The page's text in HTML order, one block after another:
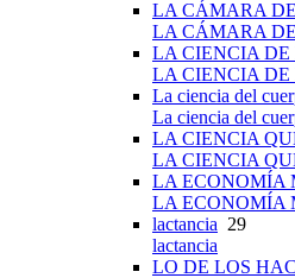
LA CÁMARA
LA CÁMARA
LA CIENCIA
LA CIENCIA
La ciencia del
La ciencia del
LA CIENCIA
LA CIENCIA
LA ECONOMÍA
LA ECONOMÍA
lactancia 29
lactancia
LO DE LOS